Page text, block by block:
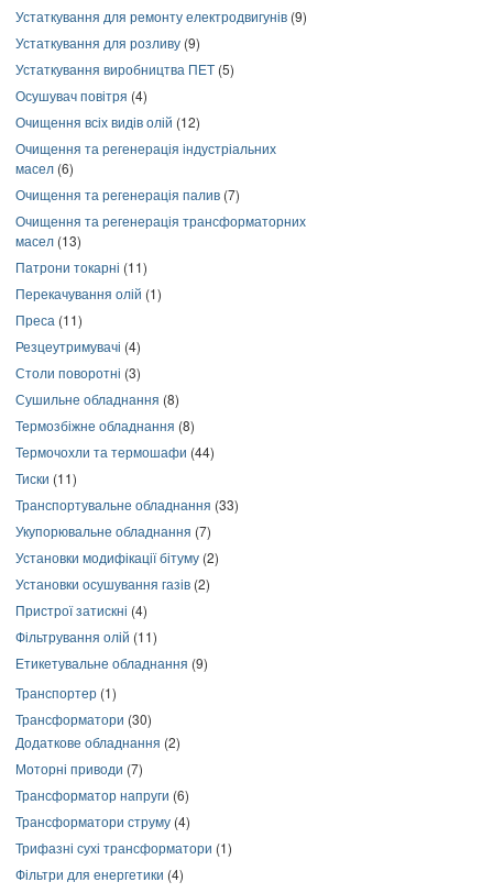
Устаткування для ремонту електродвигунів (9)
Устаткування для розливу (9)
Устаткування виробництва ПЕТ (5)
Осушувач повітря (4)
Очищення всіх видів олій (12)
Очищення та регенерація індустріальних
масел (6)
Очищення та регенерація палив (7)
Очищення та регенерація трансформаторних
масел (13)
Патрони токарні (11)
Перекачування олій (1)
Преса (11)
Резцеутримувачі (4)
Столи поворотні (3)
Сушильне обладнання (8)
Термозбіжне обладнання (8)
Термочохли та термошафи (44)
Тиски (11)
Транспортувальне обладнання (33)
Укупорювальне обладнання (7)
Установки модифікації бітуму (2)
Установки осушування газів (2)
Пристрої затискні (4)
Фільтрування олій (11)
Етикетувальне обладнання (9)
Транспортер (1)
Трансформатори (30)
Додаткове обладнання (2)
Моторні приводи (7)
Трансформатор напруги (6)
Трансформатори струму (4)
Трифазні сухі трансформатори (1)
Фільтри для енергетики (4)